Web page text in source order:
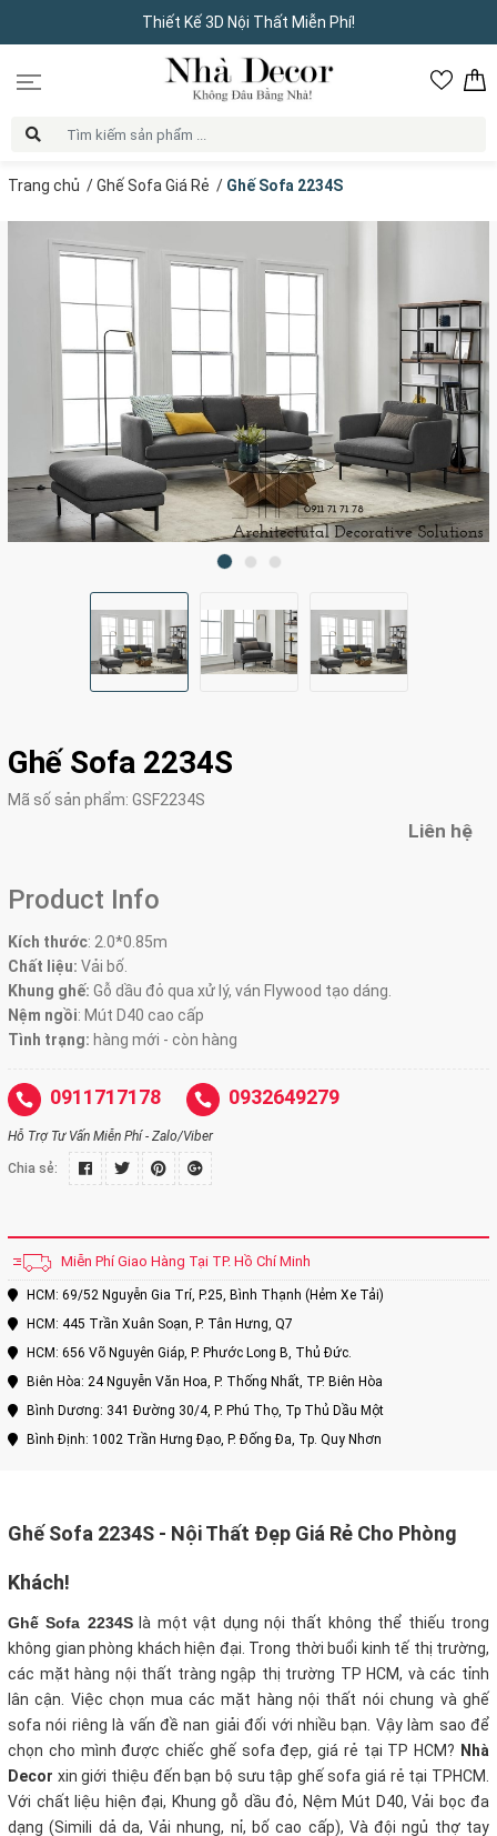
Thiết Kế 3D Nội Thất Miễn Phí!
Trang chủ /Ghế Sofa Giá Rẻ / Ghế Sofa 2234S
Ghế Sofa 2234S
Mã số sản phẩm: GSF2234S
Liên hệ
Product Info
Kích thước: 2.0*0.85m
Chất liệu: Vải bố.
Khung ghế: Gỗ dầu đỏ qua xử lý, ván Flywood tạo dáng.
Nệm ngồi: Mút D40 cao cấp
Tình trạng: hàng mới - còn hàng
0911717178 0932649279
Hỗ Trợ Tư Vấn Miễn Phí - Zalo/Viber
Chia sẻ:
Miễn Phí Giao Hàng Tại TP. Hồ Chí Minh
HCM: 69/52 Nguyễn Gia Trí, P.25, Bình Thạnh (Hẻm Xe Tải)
HCM: 445 Trần Xuân Soạn, P. Tân Hưng, Q7
HCM: 656 Võ Nguyên Giáp, P. Phước Long B, Thủ Đức.
Biên Hòa: 24 Nguyễn Văn Hoa, P. Thống Nhất, TP. Biên Hòa
Bình Dương: 341 Đường 30/4, P. Phú Thọ, Tp Thủ Dầu Một
Bình Định: 1002 Trần Hưng Đạo, P. Đống Đa, Tp. Quy Nhơn
Ghế Sofa 2234S - Nội Thất Đẹp Giá Rẻ Cho Phòng
Khách!
Ghế Sofa 2234Slà một vật dụng nội thất không thể thiếu trong
không gian phòng khách hiện đại. Trong thời buổi kinh tế thị trường,
các mặt hàng nội thất tràng ngập thị trường TP HCM, và các tỉnh
lân cận. Việc chọn mua các mặt hàng nội thất nói chung và ghế
sofa nói riêng là vấn đề nan giải đối với nhiều bạn. Vậy làm sao để
chọn cho mình được chiếc ghế sofa đẹp, giá rẻ tại TP HCM? Nhà
Decor xin giới thiệu đến bạn bộ sưu tập ghế sofa giá rẻ tại TPHCM.
Với chất liệu hiện đại, Khung gỗ dầu đỏ, Nệm Mút D40, Vải bọc đa
dạng (Simili dả da, Vải nhung, nỉ, bố cao cấp), Và đội ngủ thợ tay